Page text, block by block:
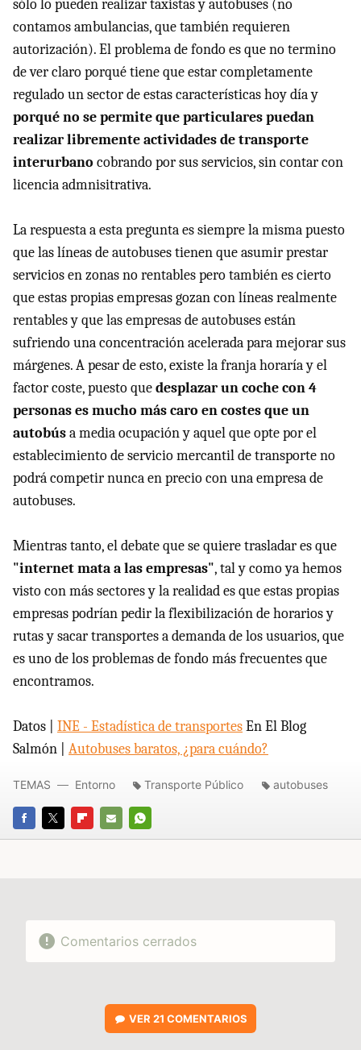
sólo lo pueden realizar taxistas y autobuses (no
contamos ambulancias, que también requieren
autorización). El problema de fondo es que no termino
de ver claro porqué tiene que estar completamente
regulado un sector de estas características hoy día y
porqué no se permite que particulares puedan
realizar libremente actividades de transporte
interurbano cobrando por sus servicios, sin contar con
licencia admnisitrativa.
La respuesta a esta pregunta es siempre la misma puesto
que las líneas de autobuses tienen que asumir prestar
servicios en zonas no rentables pero también es cierto
que estas propias empresas gozan con líneas realmente
rentables y que las empresas de autobuses están
sufriendo una concentración acelerada para mejorar sus
márgenes. A pesar de esto, existe la franja horaría y el
factor coste, puesto quedesplazar un coche con 4
personas es mucho más caro en costes que un
autobúsa media ocupación y aquel que opte por el
establecimiento de servicio mercantil de transporte no
podrá competir nunca en precio con una empresa de
autobuses.
Mientras tanto, el debate que se quiere trasladar es que
"internet mata a las empresas", tal y como ya hemos
visto con más sectores y la realidad es que estas propias
empresas podrían pedir la flexibilización de horarios y
rutas y sacar transportes a demanda de los usuarios, que
es uno de los problemas de fondo más frecuentes que
encontramos.
Datos | INE - Estadística de transportesEn El Blog
Salmón | Autobuses baratos, ¿para cuándo?
FACEBOOK
TWITTERFLIPBOARD
E-
WHATSAPP
TEMAS Entorno Transporte Público autobuses
Comentarios cerrados
VER21 COMENTARIOS